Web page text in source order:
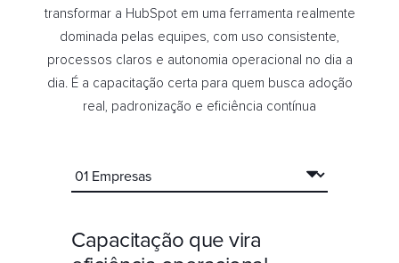
transformar a HubSpot em uma ferramenta realmente
dominada pelas equipes, com uso consistente,
processos claros e autonomia operacional no dia a
dia. É a capacitação certa para quem busca adoção
real, padronização e eficiência contínua
Capacitação que vira